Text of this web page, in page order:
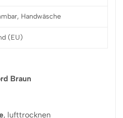
Handwäsche
(EU)
Braun
, lufttrocknen